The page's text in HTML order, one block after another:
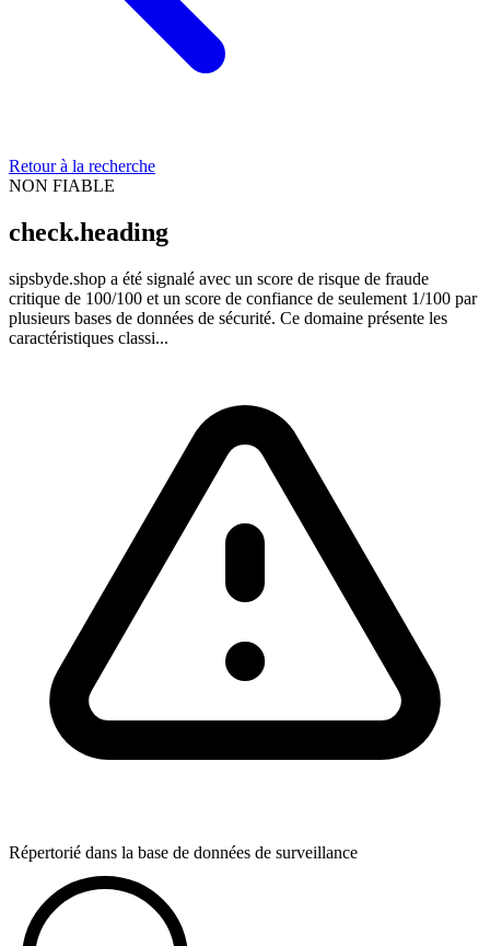
Retour à la recherche
NON FIABLE
check.heading
sipsbyde.shop a été signalé avec un score de risque de fraude
critique de 100/100 et un score de confiance de seulement 1/100 par
plusieurs bases de données de sécurité. Ce domaine présente les
caractéristiques classi...
Répertorié dans la base de données de surveillance